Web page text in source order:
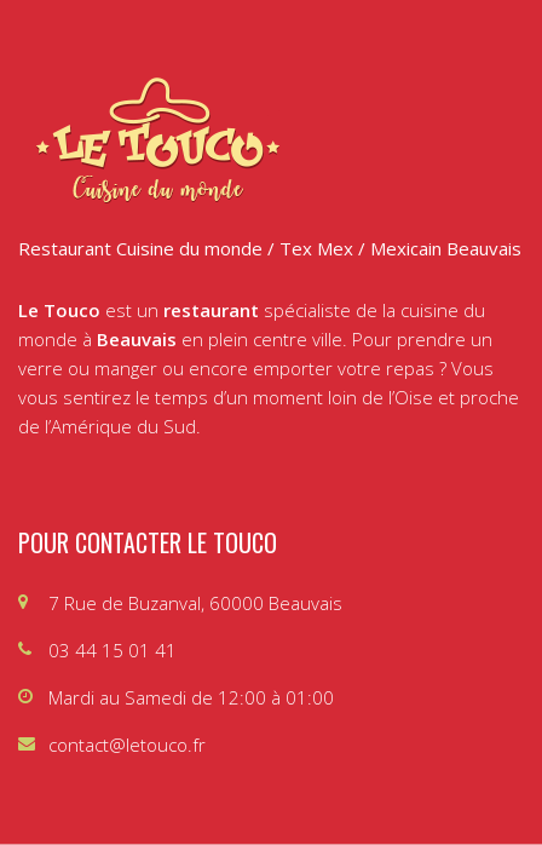
Restaurant Cuisine du monde / Tex Mex / Mexicain Beauvais
Le Touco est un restaurant spécialiste de la cuisine du
monde à Beauvais en plein centre ville. Pour prendre un
verre ou manger ou encore emporter votre repas ? Vous
vous sentirez le temps d’un moment loin de l’Oise et proche
de l’Amérique du Sud.
POUR CONTACTER LE TOUCO
7 Rue de Buzanval, 60000 Beauvais
03 44 15 01 41
Mardi au Samedi de 12:00 à 01:00
contact@letouco.fr